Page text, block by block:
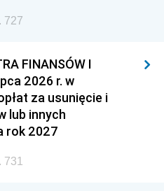
727
FINANSÓW I
2026 r. w
za usunięcie i
lub innych
rok 2027